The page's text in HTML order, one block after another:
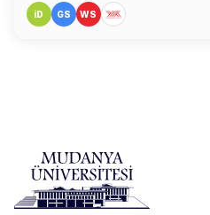
iD GS WS